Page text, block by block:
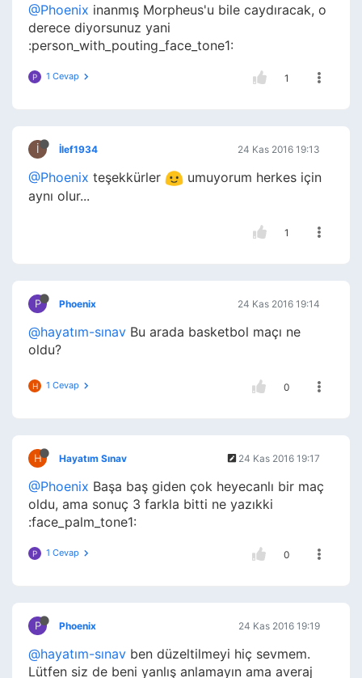
@Phoenix inanmış Morpheus'u bile caydıracak, o
derece diyorsunuz yani
:person_with_pouting_face_tone1:
P 1 Cevap 1
İ İlef1934 24 Kas 2016 19:13
@Phoenix teşekkürler
umuyorum herkes için
aynı olur...
1
P Phoenix 24 Kas 2016 19:14
@hayatım-sınav Bu arada basketbol maçı ne
oldu?
H 1 Cevap 0
H Hayatım Sınav 24 Kas 2016 19:17
@Phoenix Başa baş giden çok heyecanlı bir maç
oldu, ama sonuç 3 farkla bitti ne yazıkki
:face_palm_tone1:
P 1 Cevap 0
P Phoenix 24 Kas 2016 19:19
@hayatım-sınav ben düzeltilmeyi hiç sevmem.
Lütfen siz de beni yanlış anlamayın ama averaj